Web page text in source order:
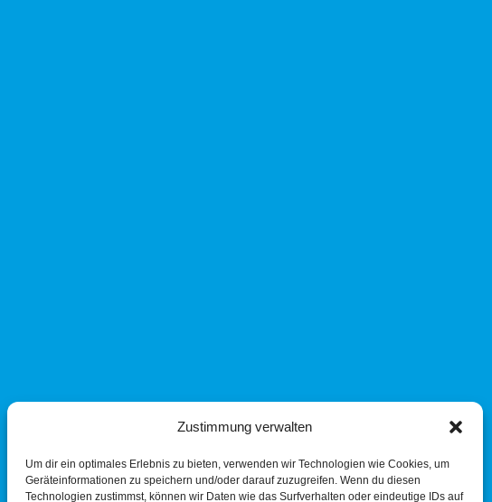
Zustimmung verwalten
Um dir ein optimales Erlebnis zu bieten, verwenden wir Technologien wie Cookies, um
Geräteinformationen zu speichern und/oder darauf zuzugreifen. Wenn du diesen
Technologien zustimmst, können wir Daten wie das Surfverhalten oder eindeutige IDs auf